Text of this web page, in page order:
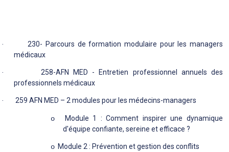
·
230- Parcours de formation modulaire pour les managers
médicaux
·
258-AFN MED - Entretien professionnel annuels des
professionnels médicaux
· 259 AFN MED – 2 modules pour les médecins-managers
o
Module 1 : Comment inspirer une dynamique
d'équipe confiante, sereine et efficace ?
o Module 2 : Prévention et gestion des conflits